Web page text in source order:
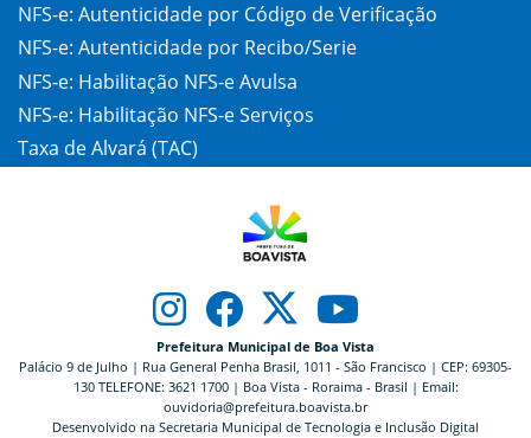
NFS-e: Autenticidade por Código de Verificação
NFS-e: Autenticidade por Recibo/Serie
NFS-e: Habilitação NFS-e Avulsa
NFS-e: Habilitação NFS-e Serviços
Taxa de Alvará (TAC)
Prefeitura Municipal de Boa Vista
Palácio 9 de Julho | Rua General Penha Brasil, 1011 - São Francisco | CEP: 69305-
130 TELEFONE: 3621 1700 | Boa Vista - Roraima - Brasil | Email:
ouvidoria@prefeitura.boavista.br
Desenvolvido na Secretaria Municipal de Tecnologia e Inclusão Digital